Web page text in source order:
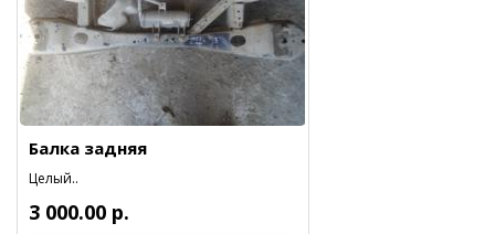
Балка задняя
Целый..
3 000.00 р.